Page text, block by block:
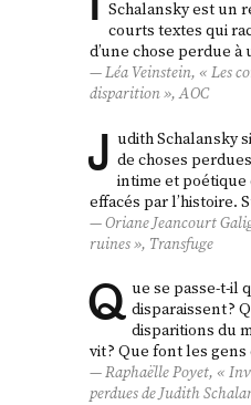
Schalansky est un
courts textes qui
d’une chose perdue
Léa Veinstein, « Les
disparition »,AOC
J udith Schalansky
de choses
intime et
effacés par l’histoire.
Oriane Jeancourt
ruines », Transfuge
Q ue se passe-t-il
disparaissent ?
disparitions du
vit ? Que font les
Raphaëlle Poyet, «
perduesde Judith